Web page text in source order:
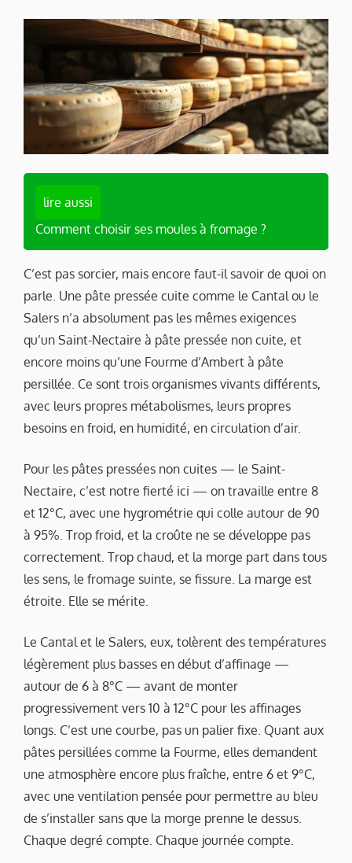
lire aussi
Comment choisir ses moules à fromage ?
C’est pas sorcier, mais encore faut-il savoir de quoi on
parle. Une pâte pressée cuite comme le Cantal ou le
Salers n’a absolument pas les mêmes exigences
qu’un Saint-Nectaire à pâte pressée non cuite, et
encore moins qu’une Fourme d’Ambert à pâte
persillée. Ce sont trois organismes vivants différents,
avec leurs propres métabolismes, leurs propres
besoins en froid, en humidité, en circulation d’air.
Pour les pâtes pressées non cuites — le Saint-
Nectaire, c’est notre fierté ici — on travaille entre 8
et 12°C, avec une hygrométrie qui colle autour de 90
à 95%. Trop froid, et la croûte ne se développe pas
correctement. Trop chaud, et la morge part dans tous
les sens, le fromage suinte, se fissure. La marge est
étroite. Elle se mérite.
Le Cantal et le Salers, eux, tolèrent des températures
légèrement plus basses en début d’affinage —
autour de 6 à 8°C — avant de monter
progressivement vers 10 à 12°C pour les affinages
longs. C’est une courbe, pas un palier fixe. Quant aux
pâtes persillées comme la Fourme, elles demandent
une atmosphère encore plus fraîche, entre 6 et 9°C,
avec une ventilation pensée pour permettre au bleu
de s’installer sans que la morge prenne le dessus.
Chaque degré compte. Chaque journée compte.